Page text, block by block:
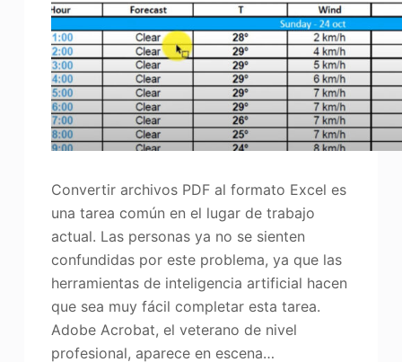
Convertir archivos PDF al formato Excel es
una tarea común en el lugar de trabajo
actual. Las personas ya no se sienten
confundidas por este problema, ya que las
herramientas de inteligencia artificial hacen
que sea muy fácil completar esta tarea.
Adobe Acrobat, el veterano de nivel
profesional, aparece en escena…